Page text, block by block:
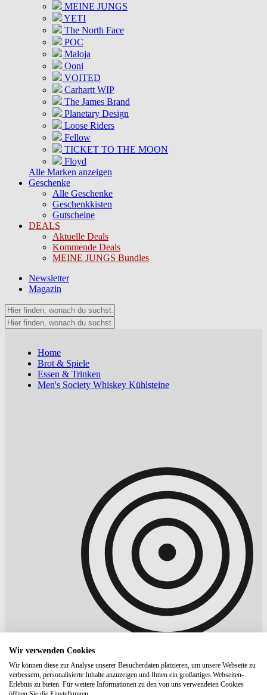
MEINE JUNGS
YETI
The North Face
POC
Maloja
Ooni
VOITED
Carhartt WIP
The James Brand
Planetary Design
Loose Riders
Fellow
TICKET TO THE MOON
Floyd
Alle Marken anzeigen
Geschenke
Alle Geschenke
Geschenkkisten
Gutscheine
DEALS
Aktuelle Deals
Kommende Deals
MEINE JUNGS Bundles
Newsletter
Magazin
Home
Brot & Spiele
Essen & Trinken
Men's Society Whiskey Kühlsteine
Wir verwenden Cookies
Wir können diese zur Analyse unserer Besucherdaten platzieren, um unsere Webseite zu
verbessern, personalisierte Inhalte anzuzeigen und Ihnen ein großartiges Webseiten-
Erlebnis zu bieten. Für weitere Informationen zu den von uns verwendeten Cookies